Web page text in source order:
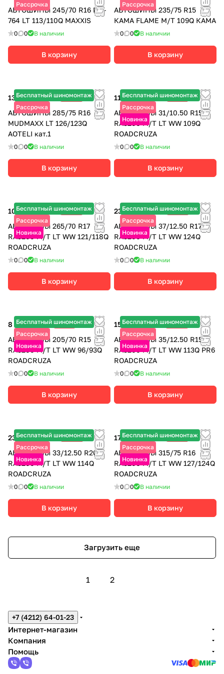
Рассрочка
АВТОШИНЫ 245/70 R16 MT-
764 LT 113/110Q MAXXIS
0 0 В наличии
В корзину
Рассрочка
АВТОШИНЫ 235/75 R15
КАМА FLAME M/T 109Q КАМА
0 0 В наличии
В корзину
Бесплатный шиномонтаж
Рассрочка
13 245 ₽18 920 ₽ -30%
АВТОШИНЫ 285/75 R16
MUDMAXX LT 126/123Q
AOTELI кат.1
0 0 В наличии
В корзину
Бесплатный шиномонтаж
Рассрочка
Новинка
11 890 ₽13 990 ₽ -15%
АВТОШИНЫ 31/10.50 R15
RA3200 M/T LT WW 109Q
ROADCRUZA
0 0 В наличии
В корзину
Бесплатный шиномонтаж
Рассрочка
Новинка
10 915 ₽15 590 ₽ -30%
АВТОШИНЫ 265/70 R17
RA3200 M/T LT WW 121/118Q
ROADCRUZA
0 0 В наличии
В корзину
Бесплатный шиномонтаж
Рассрочка
Новинка
23 565 ₽31 420 ₽ -25%
АВТОШИНЫ 37/12.50 R17
RA3200 M/T LT WW 124Q
ROADCRUZA
0 0 В наличии
В корзину
Бесплатный шиномонтаж
Рассрочка
Новинка
8 220 ₽9 670 ₽ -15%
АВТОШИНЫ 205/70 R15
RA3200 M/T LT WW 96/93Q
ROADCRUZA
0 0 В наличии
В корзину
Бесплатный шиномонтаж
Рассрочка
Новинка
15 055 ₽21 510 ₽ -30%
АВТОШИНЫ 35/12.50 R15 **
RA3200 M/T LT WW 113Q PR6
ROADCRUZA
0 0 В наличии
В корзину
Бесплатный шиномонтаж
Рассрочка
Новинка
23 105 ₽28 880 ₽ -20%
АВТОШИНЫ 33/12.50 R20
RA3200 M/T LT WW 114Q
ROADCRUZA
0 0 В наличии
В корзину
Бесплатный шиномонтаж
Рассрочка
Новинка
17 310 ₽23 080 ₽ -25%
АВТОШИНЫ 315/75 R16
RA3200 M/T LT WW 127/124Q
ROADCRUZA
0 0 В наличии
В корзину
Загрузить еще
1 2
+7 (4212) 64-01-23
Интернет-магазин
Компания
Помощь